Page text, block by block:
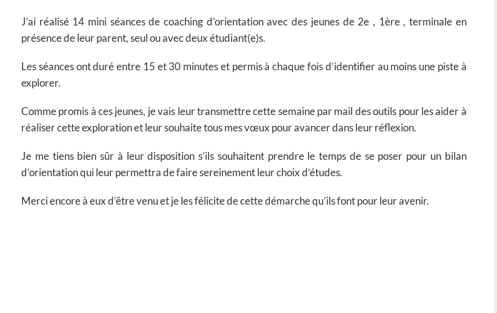
J’ai réalisé 14 mini séances de coaching d’orientation avec des jeunes de 2e , 1ère , terminale en
présence de leur parent, seul ou avec deux étudiant(e)s.
Les séances ont duré entre 15 et 30 minutes et permis à chaque fois d’identifier au moins une piste à
explorer.
Comme promis à ces jeunes, je vais leur transmettre cette semaine par mail des outils pour les aider à
réaliser cette exploration et leur souhaite tous mes vœux pour avancer dans leur réflexion.
Je me tiens bien sûr à leur disposition s’ils souhaitent prendre le temps de se poser pour un bilan
d’orientation qui leur permettra de faire sereinement leur choix d’études.
Merci encore à eux d’être venu et je les félicite de cette démarche qu’ils font pour leur avenir.